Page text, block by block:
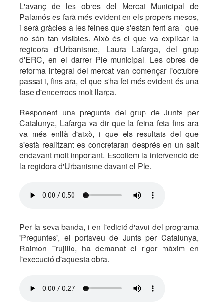
L'avanç de les obres del Mercat Municipal de
Palamós es farà més evident en els propers mesos,
i serà gràcies a les feines que s'estan fent ara i que
no són tan visibles. Això és el que va explicar la
regidora d'Urbanisme, Laura Lafarga, del grup
d'ERC, en el darrer Ple municipal. Les obres de
reforma integral del mercat van començar l'octubre
passat i, fins ara, el que s'ha fet més evident és una
fase d'enderrocs molt llarga.
Responent una pregunta del grup de Junts per
Catalunya, Lafarga va dir que la feina feta fins ara
va més enllà d'això, i que els resultats del que
s'està realitzant es concretaran després en un salt
endavant molt important. Escoltem la intervenció de
la regidora d'Urbanisme davant el Ple.
Per la seva banda, i en l'edició d'avui del programa
'Preguntes', el portaveu de Junts per Catalunya,
Raimon Trujillo, ha demanat el rigor màxim en
l'execució d'aquesta obra.